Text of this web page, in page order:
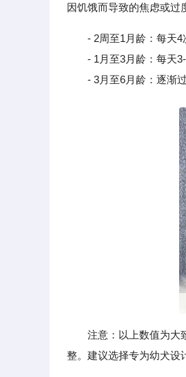
因饥饿而导致的焦虑或过
- 2周至1月龄：每天4
- 1月至3月龄：每天3-4
- 3月至6月龄：逐渐过
注意：以上数值为大
整。建议选择专为幼犬设